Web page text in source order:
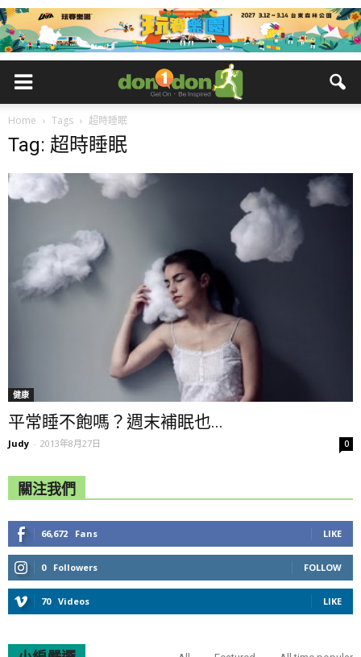
Home Tags 超時睡眠
Tag: 超時睡眠
健康
平常睡不飽嗎？週末補眠也...
Judy - 2013年8月27日 0
關注我們
66,672 Fans LIKE
0 Followers FOLLOW
70 Videos LIKE